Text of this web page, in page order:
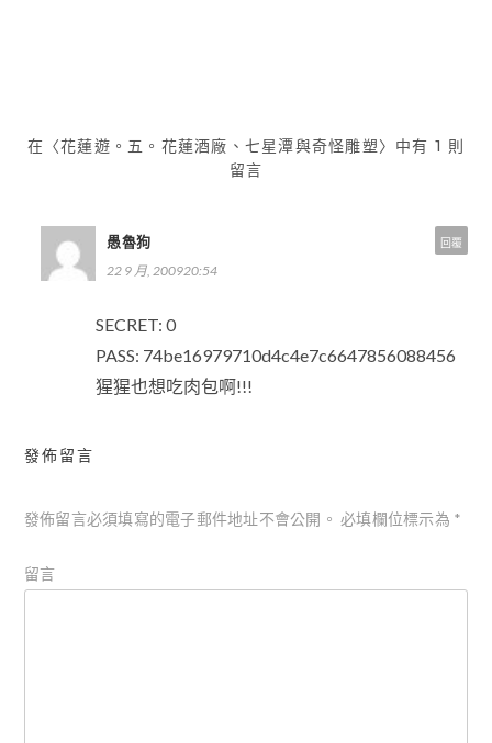
在〈花蓮遊。五。花蓮酒廠、七星潭與奇怪雕塑〉中有 1 則
留言
愚魯狗
22 9 月, 200920:54
SECRET: 0
PASS: 74be16979710d4c4e7c6647856088456
猩猩也想吃肉包啊!!!
回覆
發佈留言
發佈留言必須填寫的電子郵件地址不會公開。 必填欄位標示為 *
留言